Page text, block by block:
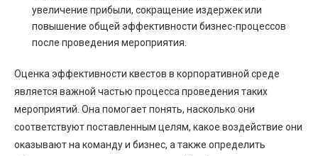
увеличение прибыли, сокращение издержек или
повышение общей эффективности бизнес-процессов
после проведения мероприятия.
Оценка эффективности квестов в корпоративной среде
является важной частью процесса проведения таких
мероприятий. Она помогает понять, насколько они
соответствуют поставленным целям, какое воздействие они
оказывают на команду и бизнес, а также определить